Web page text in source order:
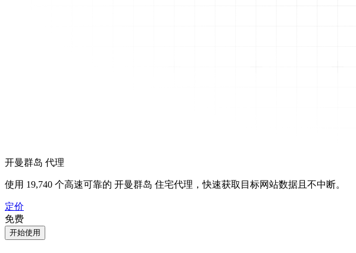
开曼群岛 代理
使用 19,740 个高速可靠的 开曼群岛 住宅代理，快速获取目标网站数据且不中断。
定价
免费
开始使用